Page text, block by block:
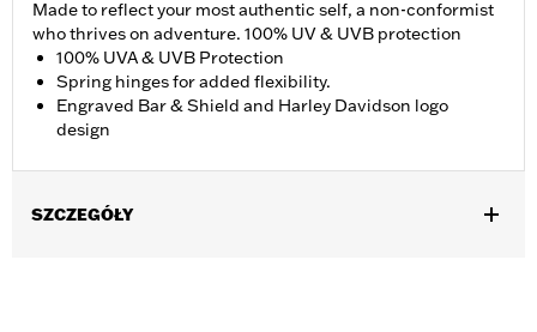
Made to reflect your most authentic self, a non-conformist
who thrives on adventure. 100% UV & UVB protection
100% UVA & UVB Protection
Spring hinges for added flexibility.
Engraved Bar & Shield and Harley Davidson logo
design
SZCZEGÓŁY